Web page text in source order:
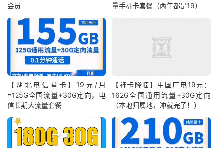
会员
量手机卡套餐（两年都是19）
【湖北电信星卡】19元/月
=125G全国流量+30G定向，电
信长期大流量套餐
【神卡降临】中国广电19元：
162G全国通用流量+30G定向
（本地归属地，冲就完了！）